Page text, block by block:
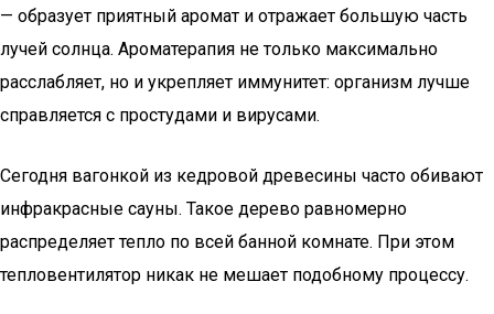
— образует приятный аромат и отражает большую часть
лучей солнца. Ароматерапия не только максимально
расслабляет, но и укрепляет иммунитет: организм лучше
справляется с простудами и вирусами.
Сегодня вагонкой из кедровой древесины часто обивают
инфракрасные сауны. Такое дерево равномерно
распределяет тепло по всей банной комнате. При этом
тепловентилятор никак не мешает подобному процессу.